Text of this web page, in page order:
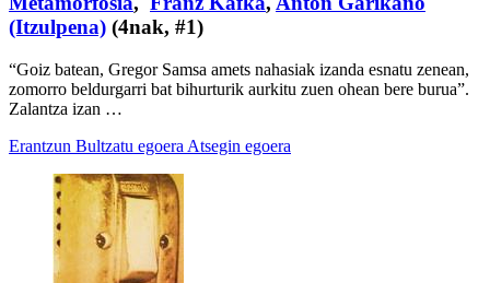
(Itzulpena) (4nak, #1)
“Goiz batean, Gregor Samsa amets nahasiak izanda esnatu zenean,
zomorro beldurgarri bat bihurturik aurkitu zuen ohean bere burua”.
Zalantza izan …
Erantzun Bultzatu egoera Atsegin egoera